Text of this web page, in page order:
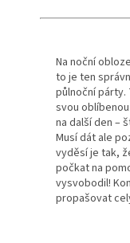
Na noční
to je ten
půlnoční párty.
svou
na další den –
Musí dát ale
vyděsí je tak,
počkat na
vysvobodil!
propašovat